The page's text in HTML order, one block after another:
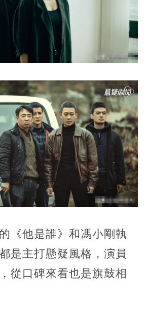
《他是誰》和馮小剛執
是主打懸疑風格，演員
從口碑來看也是旗鼓相